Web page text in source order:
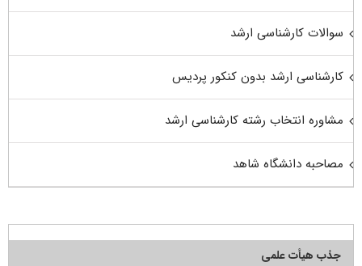
سوالات کارشناسی ارشد
کارشناسی ارشد بدون کنکور پردیس
مشاوره انتخاب رشته کارشناسی ارشد
مصاحبه دانشگاه شاهد
جذب هیأت علمی